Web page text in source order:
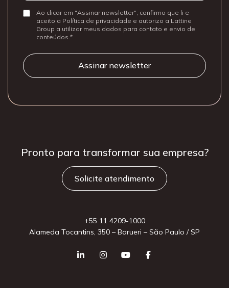
ConsentirAo clicar em "Assinar newsletter", confirmo que li e
aceito a Política de privacidade e autorizo a Lattine
Group a utilizar meus dados para contato e envio de
conteúdos.
Pronto para transformar sua empresa?
Solicite atendimento
+55 11 4209-1000
Alameda Tocantins, 350 – Barueri – São Paulo / SP